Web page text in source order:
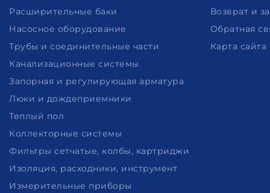
Расширительные баки
Насосное оборудование
Трубы и соединительные части
Канализационные системы
Запорная и регулирующая арматура
Люки и дождеприемники
Теплый пол
Коллекторные системы
Фильтры сетчатые, колбы, картриджи
Изоляция, расходники, инструмент
Измерительные приборы
Возврат и
Обратная
Карта сайта